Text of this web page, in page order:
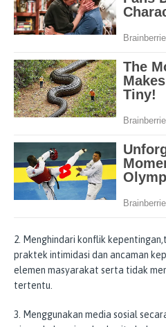
2. Menghindari konflik
praktek intimidasi dan ancaman
elemen masyarakat serta tidak
tertentu.
3. Menggunakan media sosial